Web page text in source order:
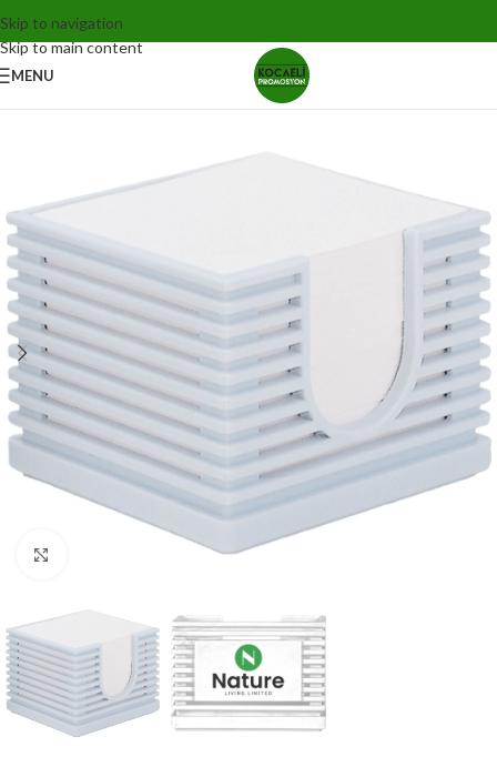
Skip to navigation
Skip to main content
MENU